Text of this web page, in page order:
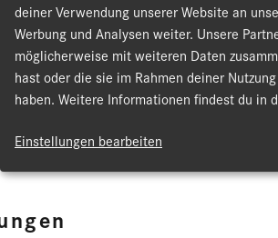
deiner Verwendung unserer Website an
Werbung und Analysen weiter. Unsere
möglicherweise mit weiteren Daten
hast oder die sie im Rahmen deiner
haben. Weitere Informationen findest du in
Einstellungen bearbeiten